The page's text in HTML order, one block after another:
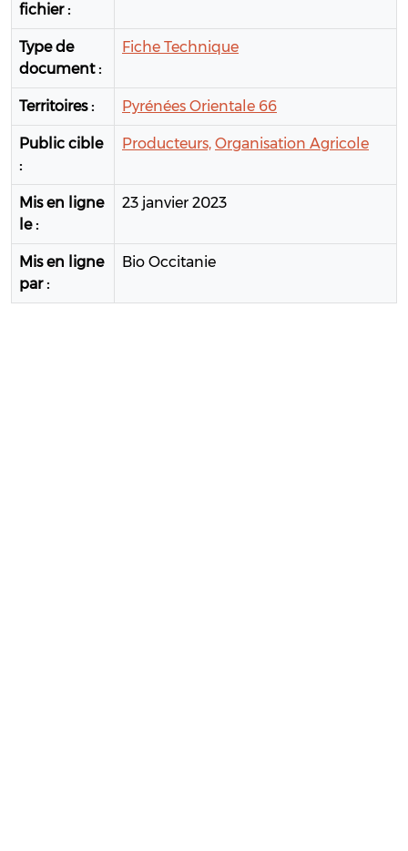
fichier :
Type de
document :
Fiche Technique
Territoires : Pyrénées Orientale 66
Public cible
:
Producteurs, Organisation Agricole
Mis en ligne
le :
23 janvier 2023
Mis en ligne
par :
Bio Occitanie